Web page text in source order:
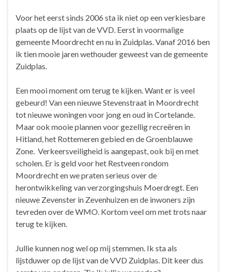
Voor het eerst sinds 2006 sta ik niet op een verkiesbare
plaats op de lijst van de VVD. Eerst in voormalige
gemeente Moordrecht en nu in Zuidplas. Vanaf 2016 ben
ik tien mooie jaren wethouder geweest van de gemeente
Zuidplas.
Een mooi moment om terug te kijken. Want er is veel
gebeurd! Van een nieuwe Stevenstraat in Moordrecht
tot nieuwe woningen voor jong en oud in Cortelande.
Maar ook mooie plannen voor gezellig recreëren in
Hitland, het Rottemeren gebied en de Groenblauwe
Zone. Verkeersveiligheid is aangepast, ook bij en met
scholen. Er is geld voor het Restveen rondom
Moordrecht en we praten serieus over de
herontwikkeling van verzorgingshuis Moerdregt. Een
nieuwe Zevenster in Zevenhuizen en de inwoners zijn
tevreden over de WMO. Kortom veel om met trots naar
terug te kijken.
Jullie kunnen nog wel op mij stemmen. Ik sta als
lijstduwer op de lijst van de VVD Zuidplas. Dit keer dus